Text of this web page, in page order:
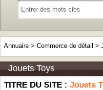
Annuaire > Commerce de détail >
Jouets Toys
TITRE DU SITE : Jouets